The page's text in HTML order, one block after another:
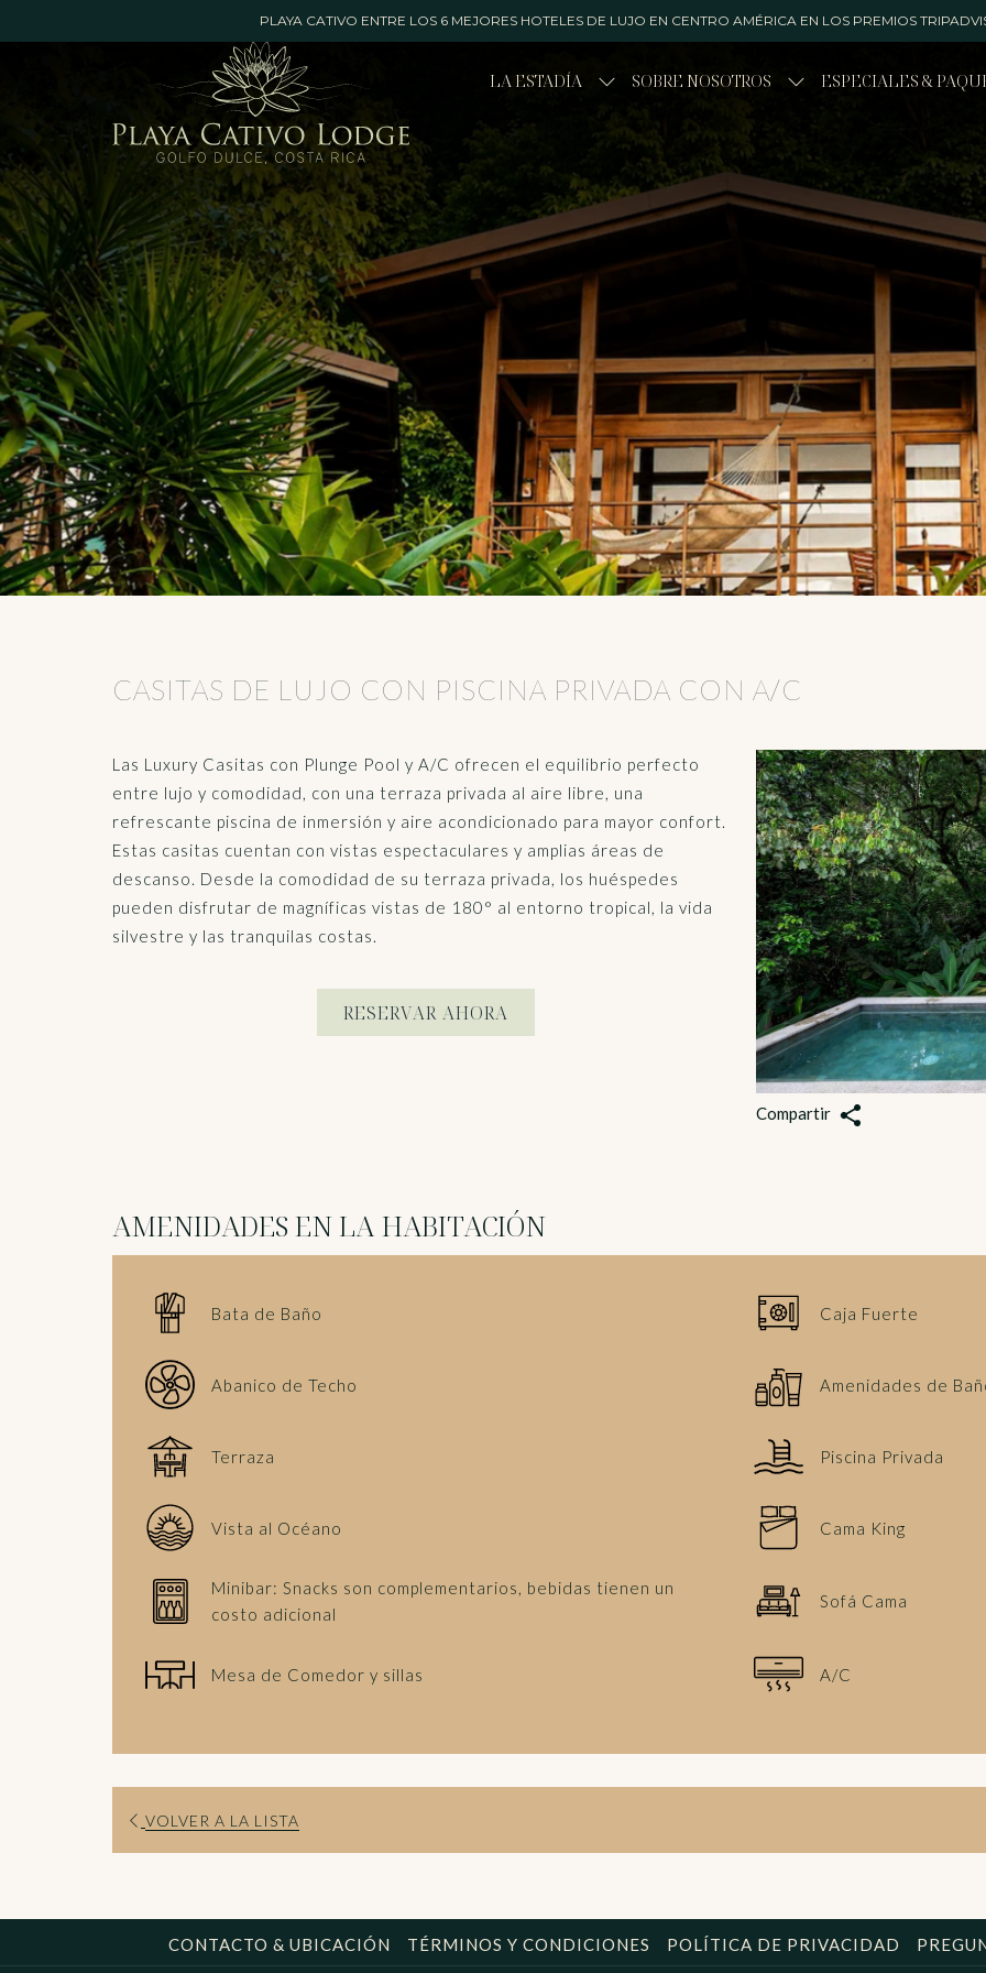
PLAYA CATIVO ENTRE LOS 6 MEJORES HOTELES DE LUJO EN CENTRO AMÉRICA EN LOS PREMIOS
LA ESTADÍA SOBRE NOSOTROS ESPECIALES &
CASITAS DE LUJO CON PISCINA PRIVADA CON A/C
Las Luxury Casitas con Plunge Pool y A/C ofrecen el equilibrio perfecto
entre lujo y comodidad, con una terraza privada al aire libre, una
refrescante piscina de inmersión y aire acondicionado para mayor confort.
Estas casitas cuentan con vistas espectaculares y amplias áreas de
descanso. Desde la comodidad de su terraza privada, los huéspedes
pueden disfrutar de magníficas vistas de 180° al entorno tropical, la vida
silvestre y las tranquilas costas.
RESERVAR AHORA
Compartir
AMENIDADES EN LA HABITACIÓN
Bata de Baño Caja Fuerte
Abanico de Techo Amenidades de
Terraza Piscina Privada
Vista al Océano Cama King
Minibar: Snacks son complementarios, bebidas tienen un
costo adicional
Sofá Cama
Mesa de Comedor y sillas A/C
VOLVER A LA LISTA
CONTACTO & UBICACIÓN TÉRMINOS Y CONDICIONES POLÍTICA DE PRIVACIDAD
mask